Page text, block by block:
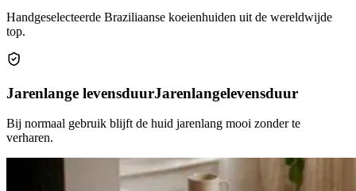
Handgeselecteerde Braziliaanse koeienhuiden uit de wereldwijde
top.
Jarenlange levensduurJarenlangelevensduur
Bij normaal gebruik blijft de huid jarenlang mooi zonder te
verharen.